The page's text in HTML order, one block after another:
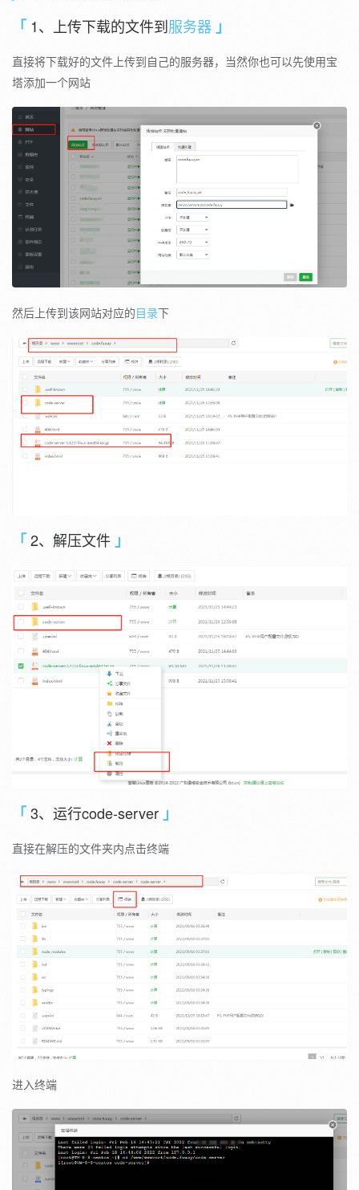
1、上传下载的文件到服务器
直接将下载好的文件上传到自己的服务器，当然你也可以先使用宝
塔添加一个网站
然后上传到该网站对应的目录下
2、解压文件
3、运行code-server
直接在解压的文件夹内点击终端
进入终端